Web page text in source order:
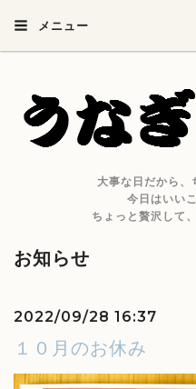
メニュー
大事な日だから、
今日はいい
ちょっと贅沢して
お知らせ
2022/09/28 16:37
１０月のお休み